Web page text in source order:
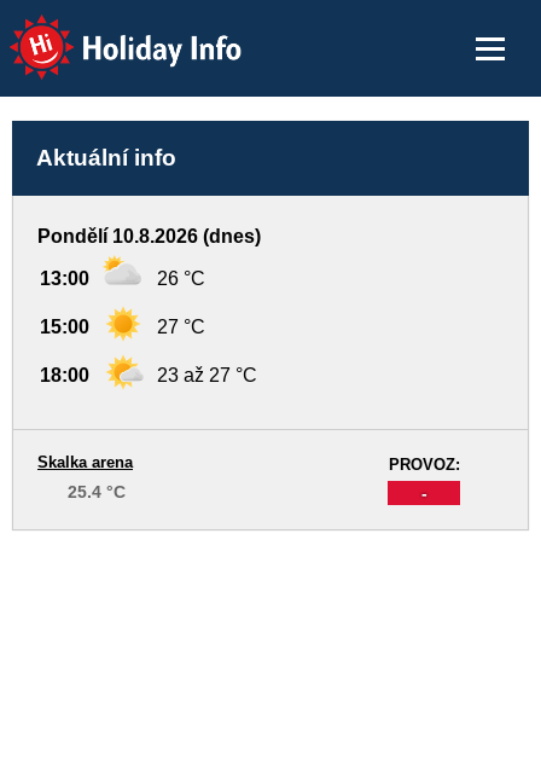
Holiday Info
Aktuální info
Pondělí 10.8.2026 (dnes)
13:00 26 °C
15:00 27 °C
18:00 23 až 27 °C
PROVOZ:
-
Skalka arena
25.4 °C